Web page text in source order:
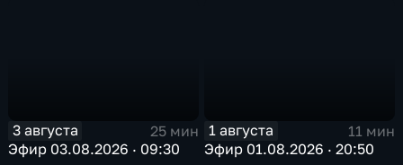
3 августа
25 мин
Эфир 03.08.2026 · 09:30
1 августа
11 мин
Эфир 01.08.2026 · 20:50